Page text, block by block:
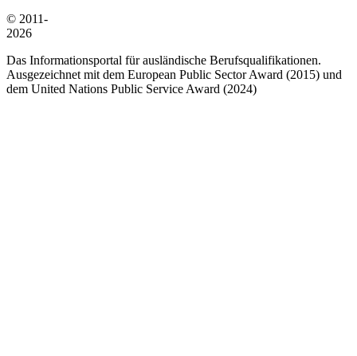
© 2011-
2026
Das Informationsportal für ausländische Berufsqualifikationen.
Ausgezeichnet mit dem European Public Sector Award (2015) und
dem United Nations Public Service Award (2024)